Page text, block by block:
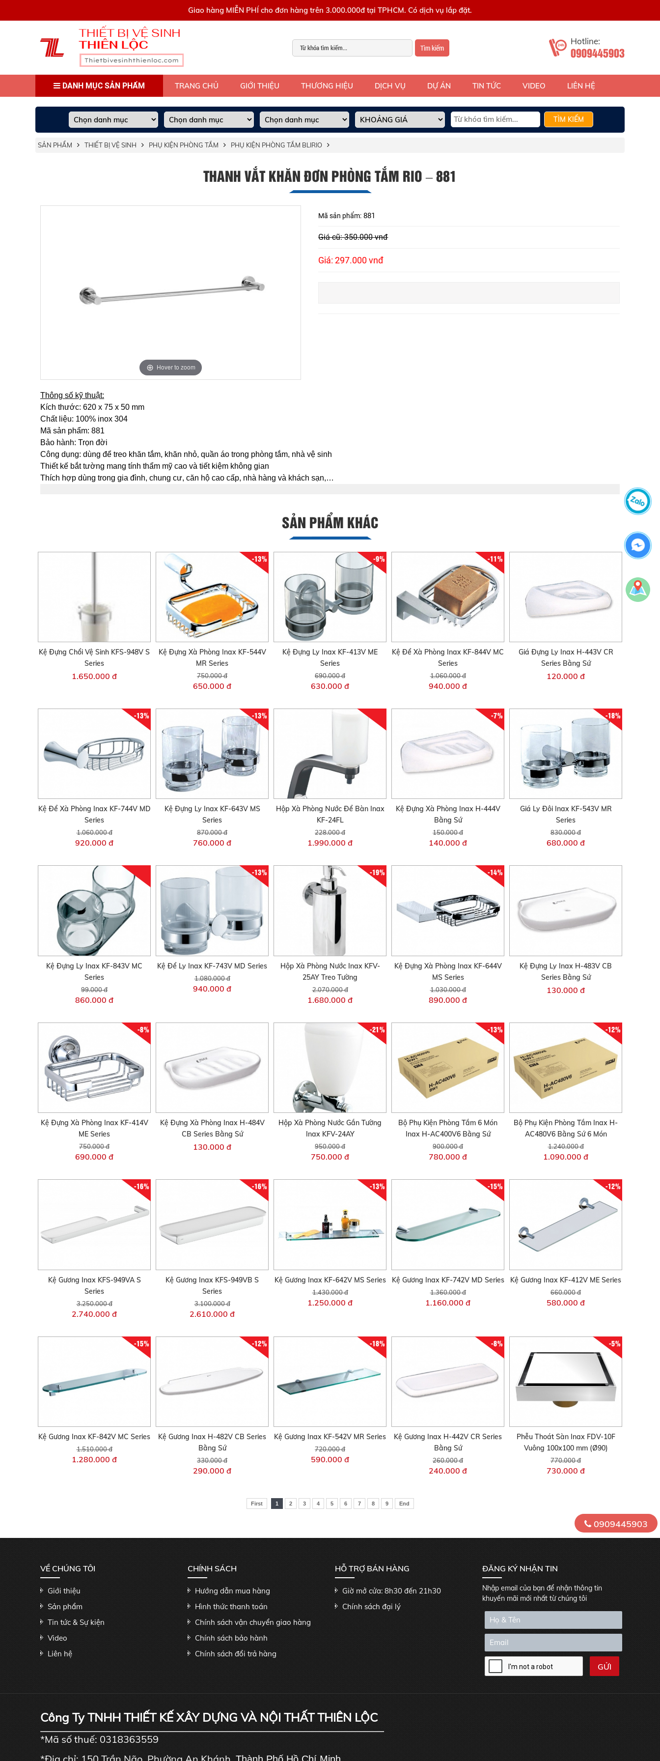
Giao hàng MIỄN PHÍ cho đơn hàng trên 3.000.000đ tại TPHCM. Có dịch vụ lắp đặt.
Tìm kiếm
Hotline:
0909445903
DANH MỤC SẢN PHẨM TRANG CHỦ GIỚI THIỆU THƯƠNG HIỆU DỊCH VỤ DỰ ÁN TIN TỨC VIDEO LIÊN HỆ
TÌM KIẾM
SẢN PHẨM THIẾT BỊ VỆ SINH PHỤ KIỆN PHÒNG TẮM PHỤ KIỆN PHÒNG TẮM BLIRIO
THANH VẮT KHĂN ĐƠN PHÒNG TẮM RIO – 881
Hover to zoom
Mã sản phẩm: 881
Giá cũ: 350.000 vnđ
Giá: 297.000 vnđ
Thông số kỹ thuật:
Kích thước: 620 x 75 x 50 mm
Chất liệu: 100% inox 304
Mã sản phẩm: 881
Bảo hành: Trọn đời
Công dụng: dùng để treo khăn tắm, khăn nhỏ, quần áo trong phòng tắm, nhà vệ sinh
Thiết kế bắt tường mang tính thẩm mỹ cao và tiết kiệm không gian
Thích hợp dùng trong gia đình, chung cư, căn hộ cao cấp, nhà hàng và khách sạn,…
SẢN PHẨM KHÁC
Kệ Đựng Chổi Vệ Sinh KFS-948V S
Series
1.650.000 đ
-13%
Kệ Đựng Xà Phòng Inax KF-544V
MR Series
750.000 đ
650.000 đ
-9%
Kệ Đựng Ly Inax KF-413V ME
Series
690.000 đ
630.000 đ
-11%
Kệ Để Xà Phòng Inax KF-844V MC
Series
1.060.000 đ
940.000 đ
Giá Đựng Ly Inax H-443V CR
Series Bằng Sứ
120.000 đ
-13%
Kệ Để Xà Phòng Inax KF-744V MD
Series
1.060.000 đ
920.000 đ
-13%
Kệ Đựng Ly Inax KF-643V MS
Series
870.000 đ
760.000 đ
Hộp Xà Phòng Nước Để Bàn Inax
KF-24FL
228.000 đ
1.990.000 đ
-7%
Kệ Đựng Xà Phòng Inax H-444V
Bằng Sứ
150.000 đ
140.000 đ
-18%
Giá Ly Đôi Inax KF-543V MR
Series
830.000 đ
680.000 đ
Kệ Đựng Ly Inax KF-843V MC
Series
99.000 đ
860.000 đ
-13%
Kệ Để Ly Inax KF-743V MD Series
1.080.000 đ
940.000 đ
-19%
Hộp Xà Phòng Nước Inax KFV-
25AY Treo Tường
2.070.000 đ
1.680.000 đ
-14%
Kệ Đựng Xà Phòng Inax KF-644V
MS Series
1.030.000 đ
890.000 đ
Kệ Đựng Ly Inax H-483V CB
Series Bằng Sứ
130.000 đ
-8%
Kệ Đựng Xà Phòng Inax KF-414V
ME Series
750.000 đ
690.000 đ
Kệ Đựng Xà Phòng Inax H-484V
CB Series Bằng Sứ
130.000 đ
-21%
Hộp Xà Phòng Nước Gắn Tường
Inax KFV-24AY
950.000 đ
750.000 đ
-13%
Bộ Phụ Kiện Phòng Tắm 6 Món
Inax H-AC400V6 Bằng Sứ
900.000 đ
780.000 đ
-12%
Bộ Phụ Kiện Phòng Tắm Inax H-
AC480V6 Bằng Sứ 6 Món
1.240.000 đ
1.090.000 đ
-16%
Kệ Gương Inax KFS-949VA S
Series
3.250.000 đ
2.740.000 đ
-16%
Kệ Gương Inax KFS-949VB S
Series
3.100.000 đ
2.610.000 đ
-13%
Kệ Gương Inax KF-642V MS Series
1.430.000 đ
1.250.000 đ
-15%
Kệ Gương Inax KF-742V MD Series
1.360.000 đ
1.160.000 đ
-12%
Kệ Gương Inax KF-412V ME Series
660.000 đ
580.000 đ
-15%
Kệ Gương Inax KF-842V MC Series
1.510.000 đ
1.280.000 đ
-12%
Kệ Gương Inax H-482V CB Series
Bằng Sứ
330.000 đ
290.000 đ
-18%
Kệ Gương Inax KF-542V MR Series
720.000 đ
590.000 đ
-8%
Kệ Gương Inax H-442V CR Series
Bằng Sứ
260.000 đ
240.000 đ
-5%
Phễu Thoát Sàn Inax FDV-10F
Vuông 100x100 mm (Ø90)
770.000 đ
730.000 đ
First 1 2 3 4 5 6 7 8 9 End
VỀ CHÚNG TÔI
Giới thiệu
Sản phẩm
Tin tức & Sự kiện
Video
Liên hệ
CHÍNH SÁCH
Hướng dẫn mua hàng
Hình thức thanh toán
Chính sách vận chuyển giao hàng
Chính sách bảo hành
Chính sách đổi trả hàng
HỖ TRỢ BÁN HÀNG
Giờ mở cửa: 8h30 đến 21h30
Chính sách đại lý
ĐĂNG KÝ NHẬN TIN
Nhập email của bạn để nhận thông tin
khuyến mãi mới nhất từ chúng tôi
Công Ty TNHH THIẾT KẾ XÂY DỰNG VÀ NỘI THẤT THIÊN LỘC
*Mã số thuế: 0318363559
0909445903